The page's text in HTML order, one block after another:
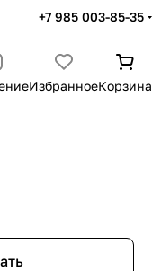
+7 985 003-85-35
ИзбранноеКорзина